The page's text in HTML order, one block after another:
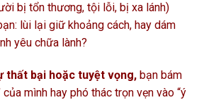
bị tổn thương, tội lỗi, bị xa lánh)
lùi lại giữ khoảng cách, hay dám
yêu chữa lành?
thất bại hoặc tuyệt vọng,bạn bám
mình hay phó thác trọn vẹn vào “ý